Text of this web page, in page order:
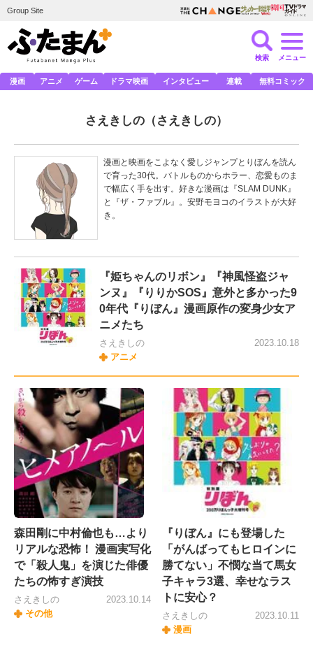
Group Site
検索 メニュー
漫画 アニメ ゲーム ドラマ映画 インタビュー 連載 無料コミック
さえきしの （さえきしの）
漫画と映画をこよなく愛しジャンプとりぼんを読ん
で育った30代。バトルものからホラー、恋愛ものま
で幅広く手を出す。好きな漫画は『SLAM DUNK』
と『ザ・ファブル』。安野モヨコのイラストが大好
き。
『姫ちゃんのリボン』『神風怪盗ジャ
ンヌ』『りりかSOS』意外と多かった9
0年代『りぼん』漫画原作の変身少女ア
ニメたち
さえきしの
アニメ
2023.10.18
森田剛に中村倫也も…より
リアルな恐怖！ 漫画実写化
で「殺人鬼」を演じた俳優
たちの怖すぎ演技
さえきしの
その他
2023.10.14
『りぼん』にも登場した
「がんばってもヒロインに
勝てない」不憫な当て馬女
子キャラ3選、幸せなラス
トに安心？
さえきしの
漫画
2023.10.11